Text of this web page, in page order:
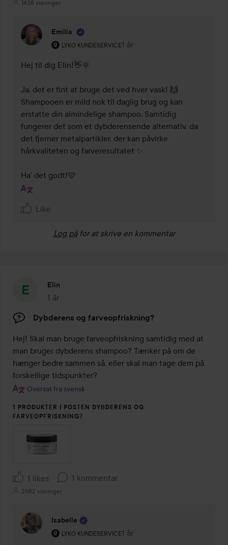
1438 visninger
Emilia
LYKO KUNDESERVICE
Brugerens rolle: Lyko Kundeservice.
1 år
Kommentaren lades 1 år
Hej til dig Elin!👋🌞
Ja, det er fint at bruge det ved hver vask! 🙌
Shampooen er mild nok til daglig brug og kan
erstatte din almindelige shampoo. Samtidig
fungerer det som et dybderensende alternativ, da
det fjerner metalpartikler, der kan påvirke
hårkvaliteten og farveresultatet ✨
Ha' det godt!🩷
Like
Log på for at skrive en kommentar
Elin
1 år
Posten blev oprettet 1 år
Dybderens og farveopfriskning?
Hej! Skal man bruge farveopfriskning samtidig med at
man bruger dybderens shampoo? Tænker på om de
hænger bedre sammen så, eller skal man tage dem på
forskellige tidspunkter?
Oversat fra svensk
1 PRODUKTER I POSTEN DYBDERENS OG
FARVEOPFRISKNING?
1 likes 1 kommentar
2682 visninger
Isabelle
LYKO KUNDESERVICE
Brugerens rolle: Lyko Kundeservice.
1 år
Kommentaren lades 1 år